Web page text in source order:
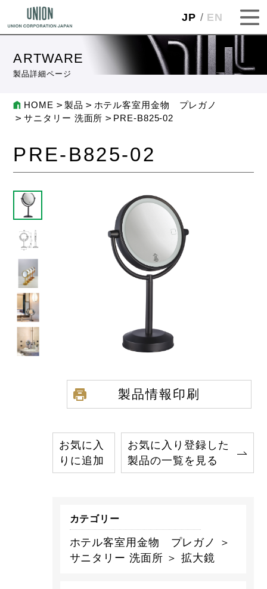
JP EN
ARTWARE
製品詳細ページ
HOME 製品
ホテル客室用金物 プレガノ
サニタリー 洗面所
PRE-B825-02
PRE-B825-02
製品情報印刷
お気に入
りに追加
お気に入り登録した
製品の一覧を見る
カテゴリー
ホテル客室用金物 プレガノ ＞
サニタリー 洗面所 ＞ 拡大鏡